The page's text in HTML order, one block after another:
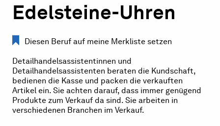
Edelsteine-Uhren
Diesen Beruf auf meine Merkliste setzen
Detailhandelsassistentinnen und
Detailhandelsassistenten beraten die Kundschaft,
bedienen die Kasse und packen die verkauften
Artikel ein. Sie achten darauf, dass immer genügend
Produkte zum Verkauf da sind. Sie arbeiten in
verschiedenen Branchen im Verkauf.